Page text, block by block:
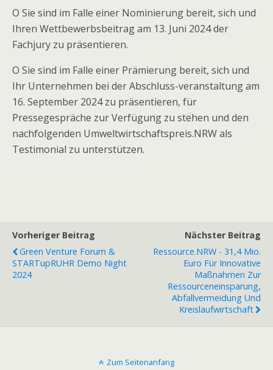
O Sie sind im Falle einer Nominierung bereit, sich und
Ihren Wettbewerbsbeitrag am 13. Juni 2024 der
Fachjury zu präsentieren.
O ­­Sie sind im Falle einer Prämierung bereit, sich und
Ihr Unternehmen bei der Abschluss-veranstaltung am
16. September 2024 zu präsentieren, für
Pressegespräche zur Verfügung zu stehen und den
nachfolgenden Umweltwirtschaftspreis.NRW als
Testimonial zu unterstützen.
Vorheriger Beitrag
Green Venture Forum &
STARTupRUHR Demo Night
2024
Nächster Beitrag
Ressource.NRW - 31,4 Mio.
Euro Für Innovative
Maßnahmen Zur
Ressourceneinsparung,
Abfallvermeidung Und
Kreislaufwirtschaft
Zum Seitenanfang